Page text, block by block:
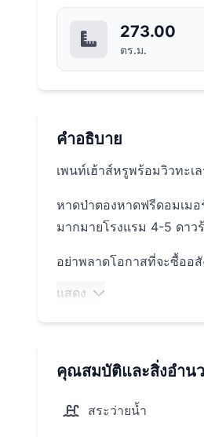
273.00
ตร.ม.
คำอธิบาย
เพนท์เฮ้าส์หรูพร้อมวิวทะเ
หาดป่าตองหาดฟรีดอมเม
มากมายโรงแรม 4-5 ดา
อย่าพลาดโอกาสที่จะซื้ออ
แสดง
คุณสมบัติและสิ่งอำน
สระว่ายน้ำ